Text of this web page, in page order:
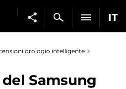
IT
orologio intelligente
Samsung